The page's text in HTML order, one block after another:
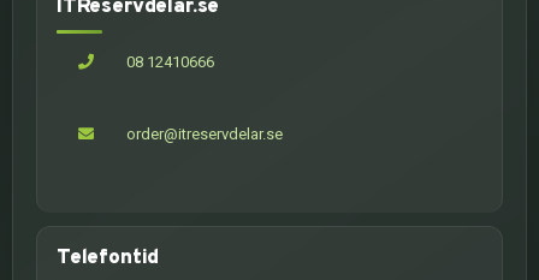
ITReservdelar.se
08 12410666
order@itreservdelar.se
Telefontid